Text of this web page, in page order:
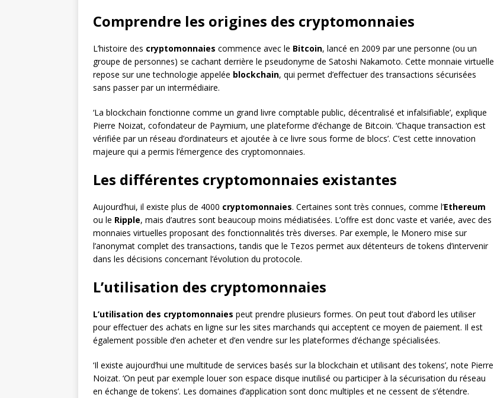
Comprendre les origines des cryptomonnaies
L’histoire des cryptomonnaies commence avec le Bitcoin, lancé en 2009 par une personne (ou un
groupe de personnes) se cachant derrière le pseudonyme de Satoshi Nakamoto. Cette monnaie virtuelle
repose sur une technologie appelée blockchain, qui permet d’effectuer des transactions sécurisées
sans passer par un intermédiaire.
‘La blockchain fonctionne comme un grand livre comptable public, décentralisé et infalsifiable’, explique
Pierre Noizat, cofondateur de Paymium, une plateforme d’échange de Bitcoin. ‘Chaque transaction est
vérifiée par un réseau d’ordinateurs et ajoutée à ce livre sous forme de blocs’. C’est cette innovation
majeure qui a permis l’émergence des cryptomonnaies.
Les différentes cryptomonnaies existantes
Aujourd’hui, il existe plus de 4000 cryptomonnaies. Certaines sont très connues, comme l’Ethereum
ou le Ripple, mais d’autres sont beaucoup moins médiatisées. L’offre est donc vaste et variée, avec des
monnaies virtuelles proposant des fonctionnalités très diverses. Par exemple, le Monero mise sur
l’anonymat complet des transactions, tandis que le Tezos permet aux détenteurs de tokens d’intervenir
dans les décisions concernant l’évolution du protocole.
L’utilisation des cryptomonnaies
L’utilisation des cryptomonnaies peut prendre plusieurs formes. On peut tout d’abord les utiliser
pour effectuer des achats en ligne sur les sites marchands qui acceptent ce moyen de paiement. Il est
également possible d’en acheter et d’en vendre sur les plateformes d’échange spécialisées.
‘Il existe aujourd’hui une multitude de services basés sur la blockchain et utilisant des tokens’, note Pierre
Noizat. ‘On peut par exemple louer son espace disque inutilisé ou participer à la sécurisation du réseau
en échange de tokens’. Les domaines d’application sont donc multiples et ne cessent de s’étendre.